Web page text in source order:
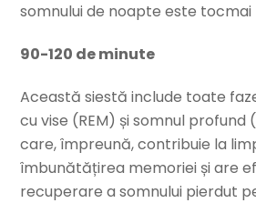
somnului de noapte este
90-120 de minute
Această siestă include toate
cu vise (REM) și somnul
care, împreună, contribuie la
îmbunătățirea memoriei și are
recuperare a somnului pierdut